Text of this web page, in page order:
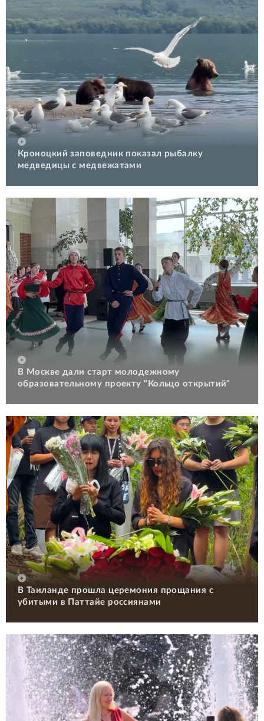
Кроноцкий заповедник показал рыбалку
медведицы с медвежатами
В Москве дали старт молодежному
образовательному проекту "Кольцо открытий"
В Таиланде прошла церемония прощания с
убитыми в Паттайе россиянами